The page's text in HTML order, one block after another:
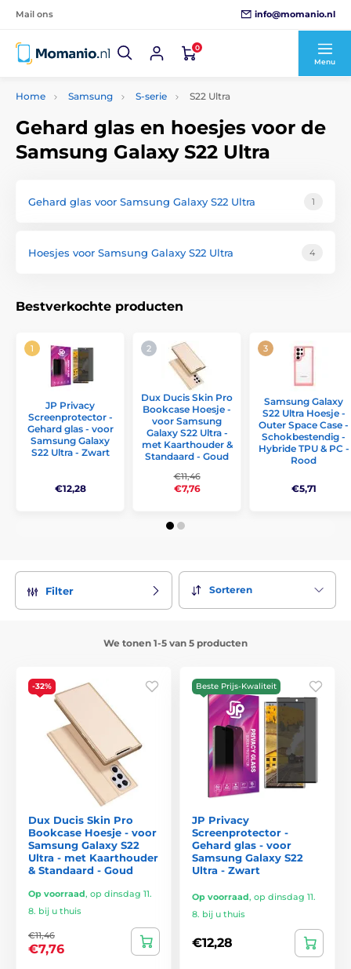
Mail ons info@momanio.nl
0
Menu
Home Samsung S-serie S22 Ultra
Gehard glas en hoesjes voor de
Samsung Galaxy S22 Ultra
Gehard glas voor Samsung Galaxy S22 Ultra 1
Hoesjes voor Samsung Galaxy S22 Ultra 4
Bestverkochte producten
JP Privacy
Screenprotector -
Gehard glas - voor
Samsung Galaxy
S22 Ultra - Zwart
€12,28
Dux Ducis Skin Pro
Bookcase Hoesje -
voor Samsung
Galaxy S22 Ultra -
met Kaarthouder &
Standaard - Goud
€11,46
€7,76
Samsung Galaxy
S22 Ultra Hoesje -
Outer Space Case -
Schokbestendig -
Hybride TPU & PC -
Rood
€5,71
Filter Sorteren
We tonen 1-5 van 5 producten
-32%
Dux Ducis Skin Pro
Bookcase Hoesje - voor
Samsung Galaxy S22
Ultra - met Kaarthouder
& Standaard - Goud
Op voorraad, op dinsdag 11.
8. bij u thuis
€11,46
€7,76
Beste Prijs-Kwaliteit
JP Privacy
Screenprotector -
Gehard glas - voor
Samsung Galaxy S22
Ultra - Zwart
Op voorraad, op dinsdag 11.
8. bij u thuis
€12,28